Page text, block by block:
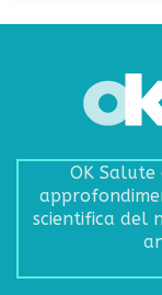
OK Salute
scientifica del